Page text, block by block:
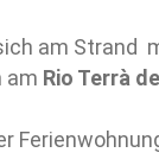
am Strand
am Rio Terrà